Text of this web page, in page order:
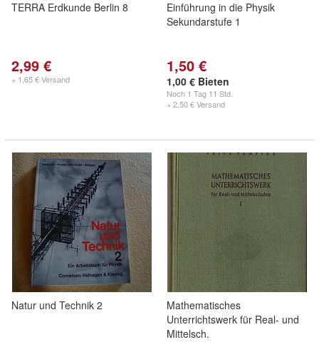
TERRA Erdkunde Berlin 8
2,99 €
+ 1,65 € Versand
Einführung in die Physik
Sekundarstufe 1
1,50 €
1,00 € Bieten
Noch 1 Tag 11 Std.
+ 2,50 € Versand
Natur und Technik 2
Mathematisches
Unterrichtswerk für Real- und
Mittelsch.